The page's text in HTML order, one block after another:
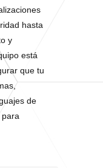
hasta
y
está
que tu
de